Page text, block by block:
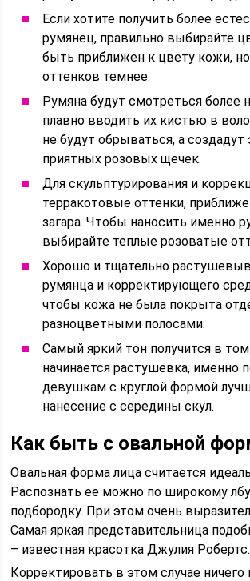
Если хотите получить более
румянец, правильно выбирайте
быть приближен к цвету кожи, но
оттенков темнее.
Румяна будут смотреться более
плавно вводить их кистью в
не будут обрываться, а
приятных розовых щечек.
Для скульптурирования и
терракотовые оттенки,
загара. Чтобы наносить именно
выбирайте теплые розоватые
Хорошо и тщательно
румянца и корректирующего
чтобы кожа не была покрыта
разноцветными полосами.
Самый яркий тон получится в
начинается растушевка, именно
девушкам с круглой формой
нанесение с середины скул.
Как быть с овальной
Овальная форма лица считается
Распознать ее можно по широкому
подбородку. При этом очень
Самая яркая представительница
– известная красотка Джулия Робертс.
Корректировать в этом случае ничего